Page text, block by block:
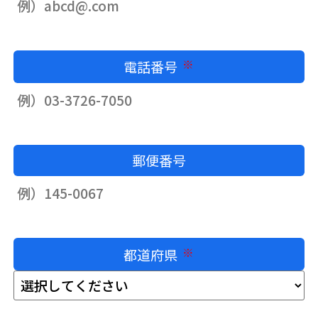
電話番号
郵便番号
都道府県